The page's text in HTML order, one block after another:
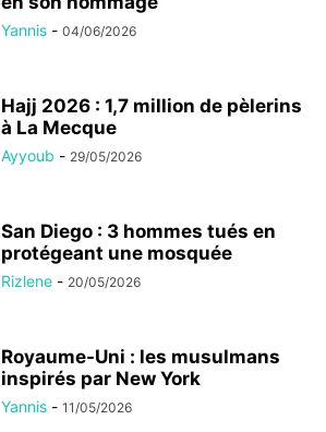
Yannis - 04/06/2026
Hajj 2026 : 1,7 million de pèlerins
à La Mecque
Ayyoub - 29/05/2026
San Diego : 3 hommes tués en
protégeant une mosquée
Rizlene - 20/05/2026
Royaume-Uni : les musulmans
inspirés par New York
Yannis - 11/05/2026